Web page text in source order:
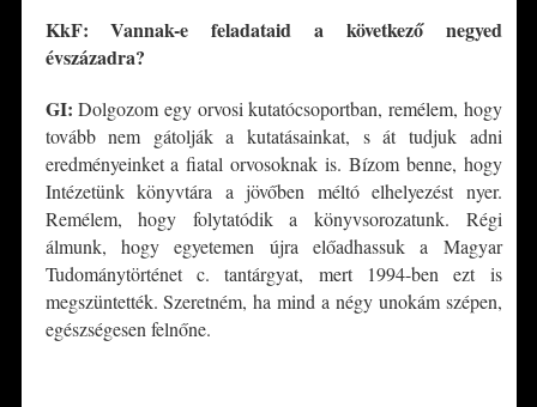
KkF: Vannak-e feladataid a következő negyed
évszázadra?
GI: Dolgozom egy orvosi kutatócsoportban, remélem, hogy
tovább nem gátolják a kutatásainkat, s át tudjuk adni
eredményeinket a fiatal orvosoknak is. Bízom benne, hogy
Intézetünk könyvtára a jövőben méltó elhelyezést nyer.
Remélem, hogy folytatódik a könyvsorozatunk. Régi
álmunk, hogy egyetemen újra előadhassuk a Magyar
Tudománytörténet c. tantárgyat, mert 1994-ben ezt is
megszüntették. Szeretném, ha mind a négy unokám szépen,
egészségesen felnőne.